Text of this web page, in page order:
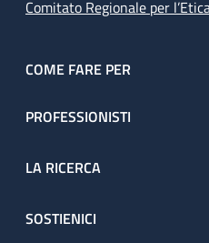
Comitato Regionale per
COME FARE PER
PROFESSIONISTI
LA RICERCA
SOSTIENICI